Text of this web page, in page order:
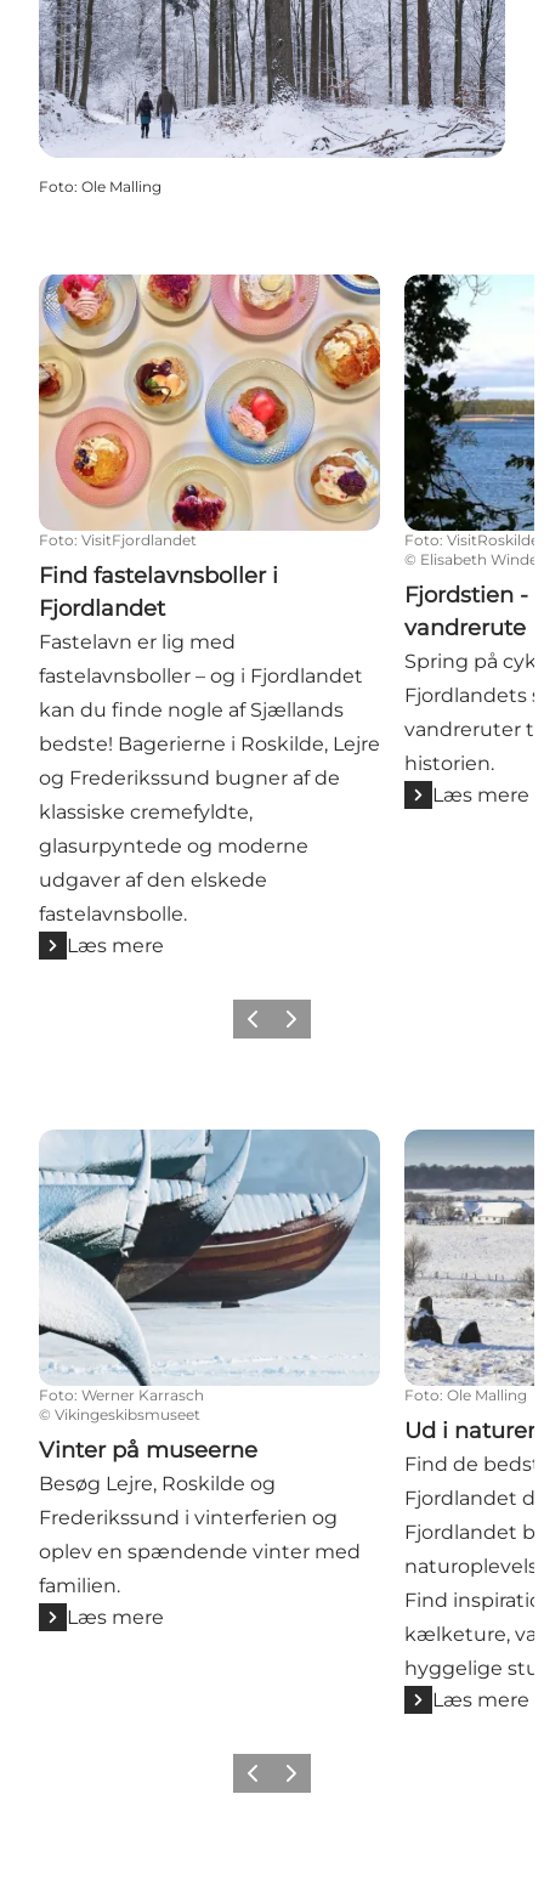
Foto: Ole Malling
Find fastelavnsboller i Fjordlandet
Foto: VisitFjordlandet
Find fastelavnsboller i
Fjordlandet
Fastelavn er lig med
fastelavnsboller – og i Fjordlandet
kan du finde nogle af Sjællands
bedste! Bagerierne i Roskilde, Lejre
og Frederikssund bugner af de
klassiske cremefyldte,
glasurpyntede og moderne
udgaver af den elskede
fastelavnsbolle.
Læs mere
Fjordstien -
Foto: VisitRoskilde
© Elisabeth
Fjordstien -
vandrerute
Spring på
Fjordlandets
vandreruter
historien.
Læs mere
Forrige billede
Næste billede
Vinter på museerne
Foto: Werner Karrasch
© Vikingeskibsmuseet
Vinter på museerne
Besøg Lejre, Roskilde og
Frederikssund i vinterferien og
oplev en spændende vinter med
familien.
Læs mere
Ud i naturen i
Foto: Ole Malling
Ud i
Find de
Fjordlandet
Fjordlandet
Find
kælketure,
hyggelige
Læs mere
Forrige billede
Næste billede